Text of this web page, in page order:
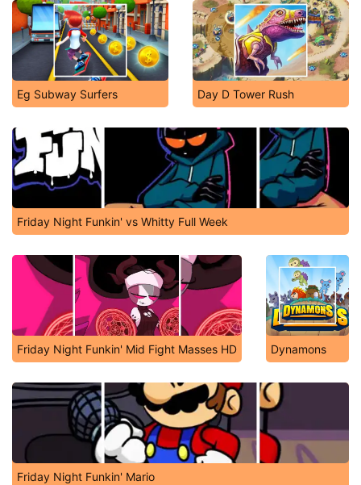
Eg Subway Surfers Day D Tower Rush
Friday Night Funkin' vs Whitty Full Week
Friday Night Funkin' Mid Fight Masses HD Dynamons
Friday Night Funkin' Mario